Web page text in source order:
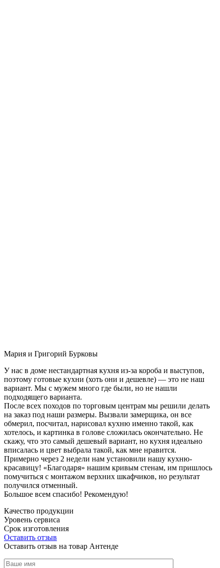
Мария и Григорий Бурковы
У нас в доме нестандартная кухня из-за короба и выступов,
поэтому готовые кухни (хоть они и дешевле) — это не наш
вариант. Мы с мужем много где были, но не нашли
подходящего варианта.
После всех походов по торговым центрам мы решили делать
на заказ под наши размеры. Вызвали замерщика, он все
обмерил, посчитал, нарисовал кухню именно такой, как
хотелось, и картинка в голове сложилась окончательно. Не
скажу, что это самый дешевый вариант, но кухня идеально
вписалась и цвет выбрала такой, как мне нравится.
Примерно через 2 недели нам установили нашу кухню-
красавицу! «Благодаря» нашим кривым стенам, им пришлось
помучиться с монтажом верхних шкафчиков, но результат
получился отменный.
Большое всем спасибо! Рекомендую!
Качество продукции
Уровень сервиса
Срок изготовления
Оставить отзыв
Оставить отзыв на товар Антенде